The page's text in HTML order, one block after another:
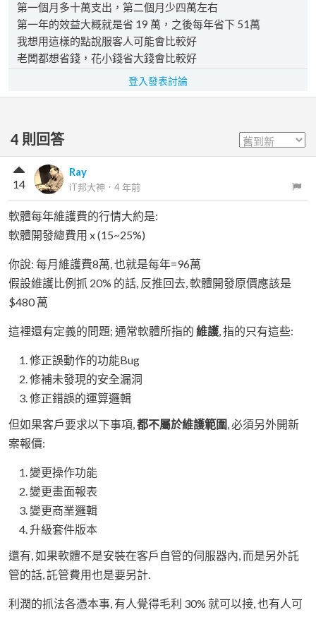
第一個月多十萬支出，第二個月少四萬左右
第一年的效益大概就是省 19 萬，之後每年省下 51萬
我想用這樣的點說服客人可能會比較好
老闆都想省錢，花小錢省大錢會比較好
登入發表討論
4 則回答
Ray
iT邦大神 ． 4 年前
14
軟體每年維護費的行情大約是:
軟體開發總費用 x (15~25%)
你說: 每月維護費8萬, 也就是每年=96萬
假設維護比例抓 20% 的話, 反推回去, 軟體開發原價應該是
$480 萬
這裡還有定義的問題; 通常軟體所指的 維護, 指的只有這些:
修正誤動作的功能Bug
修補未發現的安全漏洞
修正錯誤的運算邏輯
但如果客戶要求以下事項,都不屬於維護範圍, 必須另外開新
案報價:
變更操作功能
變更畫面報表
變更商業邏輯
升級套件版本
還有, 如果軟體不是安裝在客戶自管的伺服器內, 而是另外託
管的話, 託管費用也是要另計.
利潤的抓法各憑本事, 有人覺得毛利 30% 就可以接, 也有人可